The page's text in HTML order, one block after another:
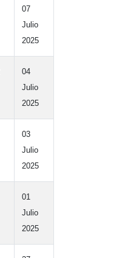
07
Julio
2025
04
Julio
2025
03
Julio
2025
01
Julio
2025